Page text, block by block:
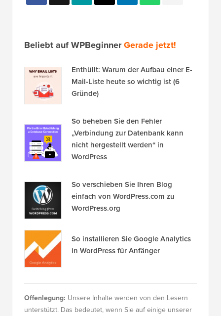
Enthüllt: Warum der Aufbau einer E-
Mail-Liste heute so wichtig ist (6
So beheben Sie den Fehler
„Verbindung zur Datenbank kann
nicht hergestellt werden“ in
So verschieben Sie Ihren Blog
einfach von WordPress.com zu
So installieren Sie Google Analytics
Offenlegung:Unsere Inhalte werden von den Lesern